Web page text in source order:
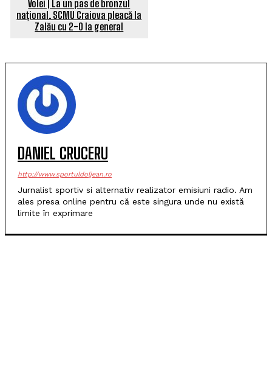
Volei | La un pas de bronzul
național. SCMU Craiova pleacă la
Zalău cu 2-0 la general
DANIEL CRUCERU
http://www.sportuldoljean.ro
Jurnalist sportiv si alternativ realizator emisiuni radio. Am
ales presa online pentru că este singura unde nu există
limite în exprimare